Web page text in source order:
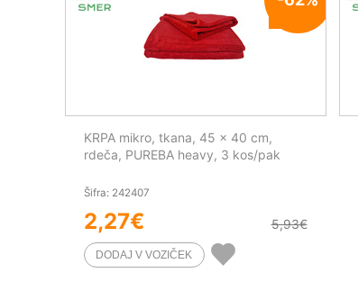
KRPA mikro, tkana, 45 x 40 cm,
rdeča, PUREBA heavy, 3 kos/pak
Šifra: 242407
2,27€ 5,93€